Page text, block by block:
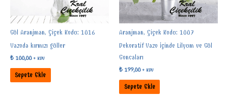
Gül Aranjman, Çiçek Kodu: 1016
Vazoda kırmızı güller
₺100,00 + KDV
Sepete Ekle
Aranjman, Çiçek Kodu: 1007
Dekoratif Vazo İçinde Lilyum ve Gül
Goncaları
₺ 199,00 + KDV
Sepete Ekle